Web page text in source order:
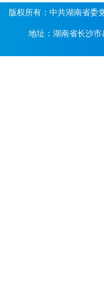
版权所有：中共湖南省委
地址：湖南省长沙